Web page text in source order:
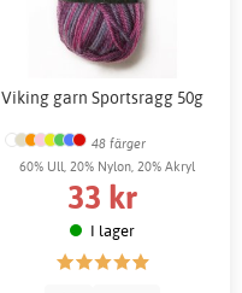
Viking garn Sportsragg 50g
48 färger
60% Ull, 20% Nylon, 20% Akryl
33 kr
I lager